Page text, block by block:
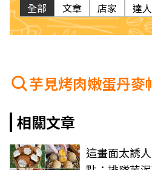
全部 文章 店家 達人
芋見烤肉嫩蛋丹麥
相關文章
這畫面太誘